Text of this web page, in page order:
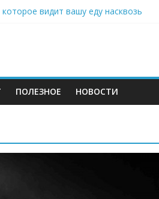
видит вашу еду насквозь
ПОЛЕЗНОЕ НОВОСТИ